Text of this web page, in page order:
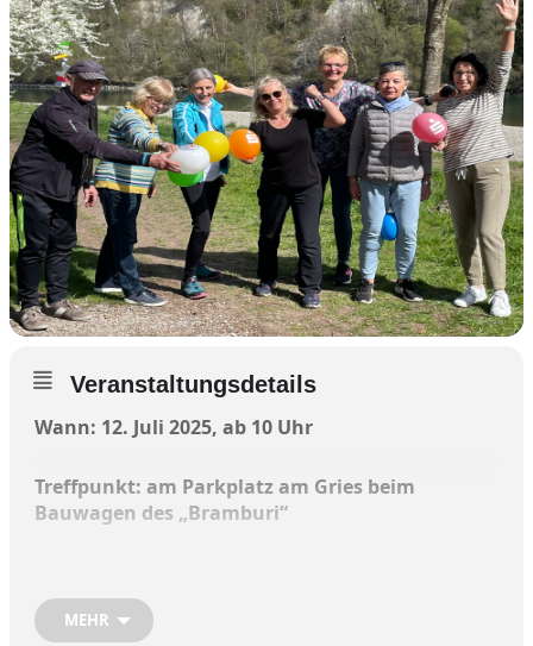
Veranstaltungsdetails
Wann: 12. Juli 2025, ab 10 Uhr
Treffpunkt: am Parkplatz am Gries beim
Bauwagen des „Bramburi“
„Inn-Fluss bleiben“ heißt es am 12. Juli.. Bettina
MEHR